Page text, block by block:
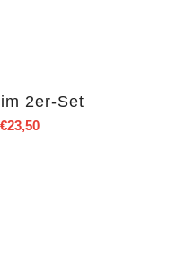
2er-Set
€23,50